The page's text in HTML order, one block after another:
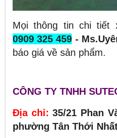
Mọi thông tin chi tiết
0909 325 459 -
báo giá về sản phẩm.
CÔNG TY TNHH
Địa chỉ: 35/21 Phan
phường Tân Thới